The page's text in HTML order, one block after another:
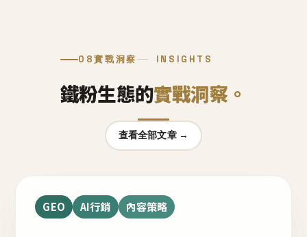
08實戰洞察 INSIGHTS
鐵粉生態的實戰洞察。
查看全部文章 →
GEO AI行銷 內容策略